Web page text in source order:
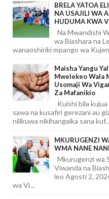
BRELA YATOA
NA USAJILI WA
HUDUMA KWA
Na Mwandishi
wa Biashara na
wanaoshiriki mpango wa
Maisha Yangu
Mwelekeo Wala
Usomaji Wa
Za Mafanikio
Kuishi bila
sawa na kusafiri gerezani au
nilikuwa nikihangaika sana kuf...
MKURUGENZI
WMA NANE
Mkurugenzi wa
Viwanda na
leo Agosti 2,
wa Vi...